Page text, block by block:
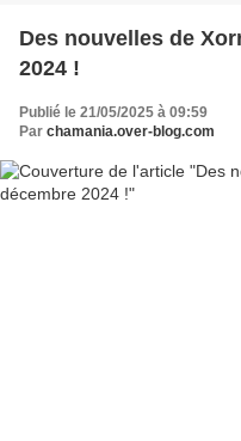
Des nouvelles de
2024 !
Publié le 21/05/2025 à 09:59
Par chamania.over-blog.com